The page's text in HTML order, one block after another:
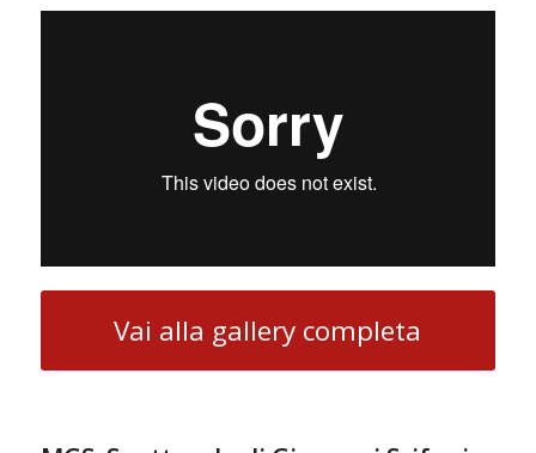
Vai alla gallery completa